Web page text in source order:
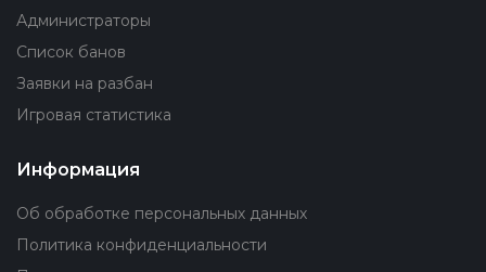
Администраторы
Список банов
Заявки на разбан
Игровая статистика
Информация
Об обработке персональных данных
Политика конфиденциальности